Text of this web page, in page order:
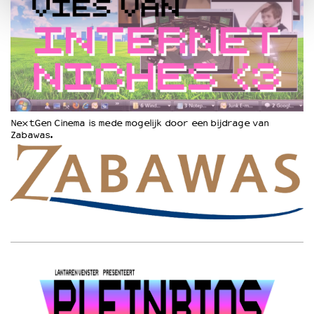
NextGen Cinema is mede mogelijk door een bijdrage van
Zabawas.